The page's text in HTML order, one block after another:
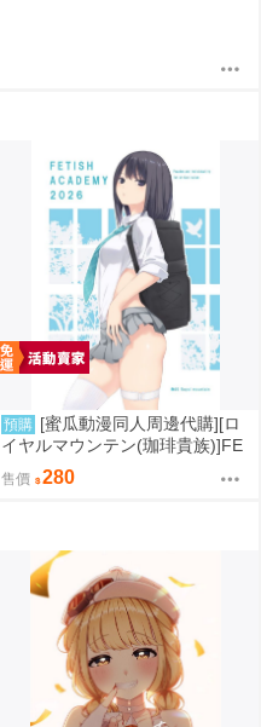
預購 [蜜瓜動漫同人周邊代購][ロ
イヤルマウンテン(珈琲貴族)]FE
TISH ACADEMY(同人誌)
售價 280